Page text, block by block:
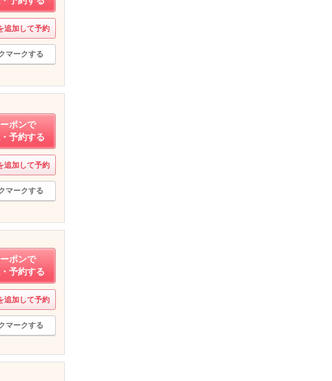
追加して予約
マークする
ポンで
予約する
追加して予約
マークする
ポンで
予約する
追加して予約
マークする